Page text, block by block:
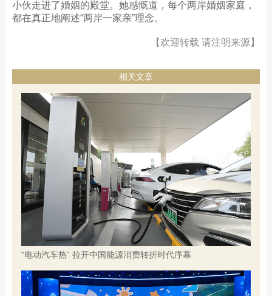
小伙走进了婚姻的殿堂。她感慨道，每个两岸婚姻家庭，
都在真正地阐述“两岸一家亲”理念。
【欢迎转载 请注明来源】
相关文章
“电动汽车热” 拉开中国能源消费转折时代序幕